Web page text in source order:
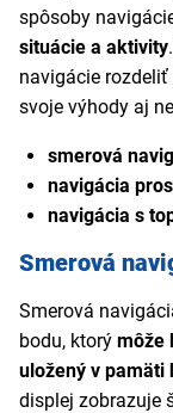
spôsoby
situácie a aktivity
navigácie
svoje výhody aj
smerová
navigácia
navigácia s
Smerová
Smerová
bodu, ktorý môže
uložený v pamäti
displej zobrazuje